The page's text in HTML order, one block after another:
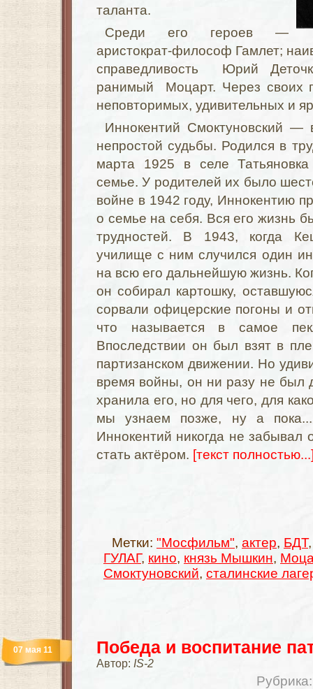
таланта.
Среди его героев —
аристократ-философ Гамлет;
справедливость Юрий
ранимый Моцарт. Через своих
неповторимых, удивительных и
Иннокентий Смоктуновский —
непростой судьбы. Родился в
марта 1925 в селе
семье. У родителей их было
войне в 1942 году, Иннокентию
о семье на себя. Вся его жизнь
трудностей. В 1943, когда
училище с ним случился один
на всю его дальнейшую жизнь.
он собирал картошку,
сорвали офицерские погоны и
что называется в самое
Впоследствии он был взят в
партизанском движении. Но
время войны, он ни разу не был
хранила его, но для чего, для
мы узнаем позже, ну а
Иннокентий никогда не забывал
стать актёром. [текст
Метки: "Мосфильм", актер, БДТ
ГУЛАГ, кино, князь Мышкин,
Смоктуновский, сталинские
Победа и воспитание
Автор: IS-2
07 мая 11